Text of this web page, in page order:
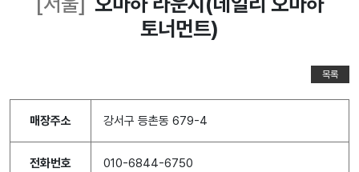
토너먼트)
목록
매장주소 강서구 등촌동 679-4
전화번호 010-6844-6750